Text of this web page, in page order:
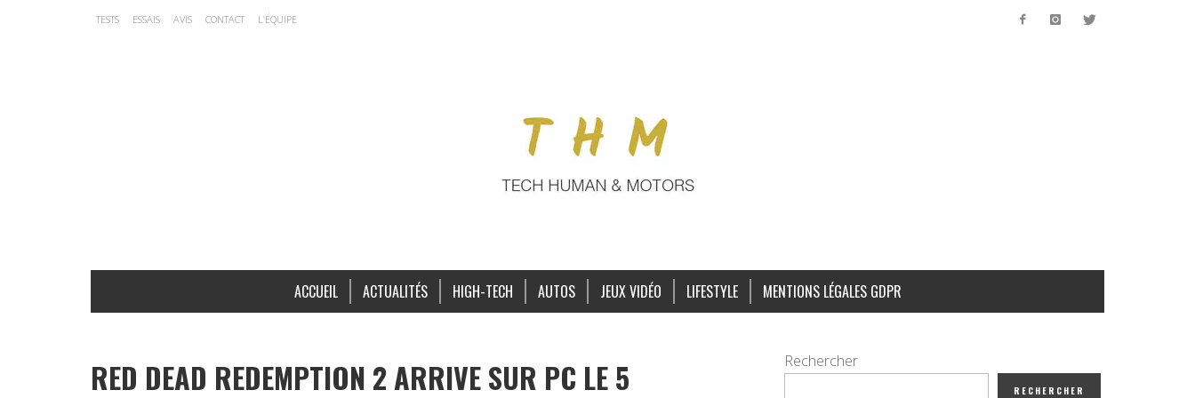
TESTS ESSAIS AVIS CONTACT L’ÉQUIPE
ACCUEIL ACTUALITÉS HIGH-TECH AUTOS JEUX VIDÉO LIFESTYLE MENTIONS LÉGALES GDPR
RED DEAD REDEMPTION 2 ARRIVE SUR PC LE 5 Rechercher
RECHERCHER